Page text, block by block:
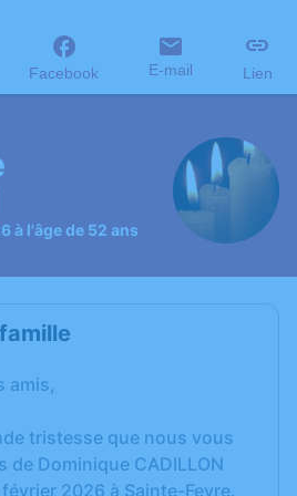
Facebook E-mail Lien
à l'âge de 52 ans
amis,
tristesse que nous vous
de Dominique CADILLON
2026 à Sainte-Feyre.